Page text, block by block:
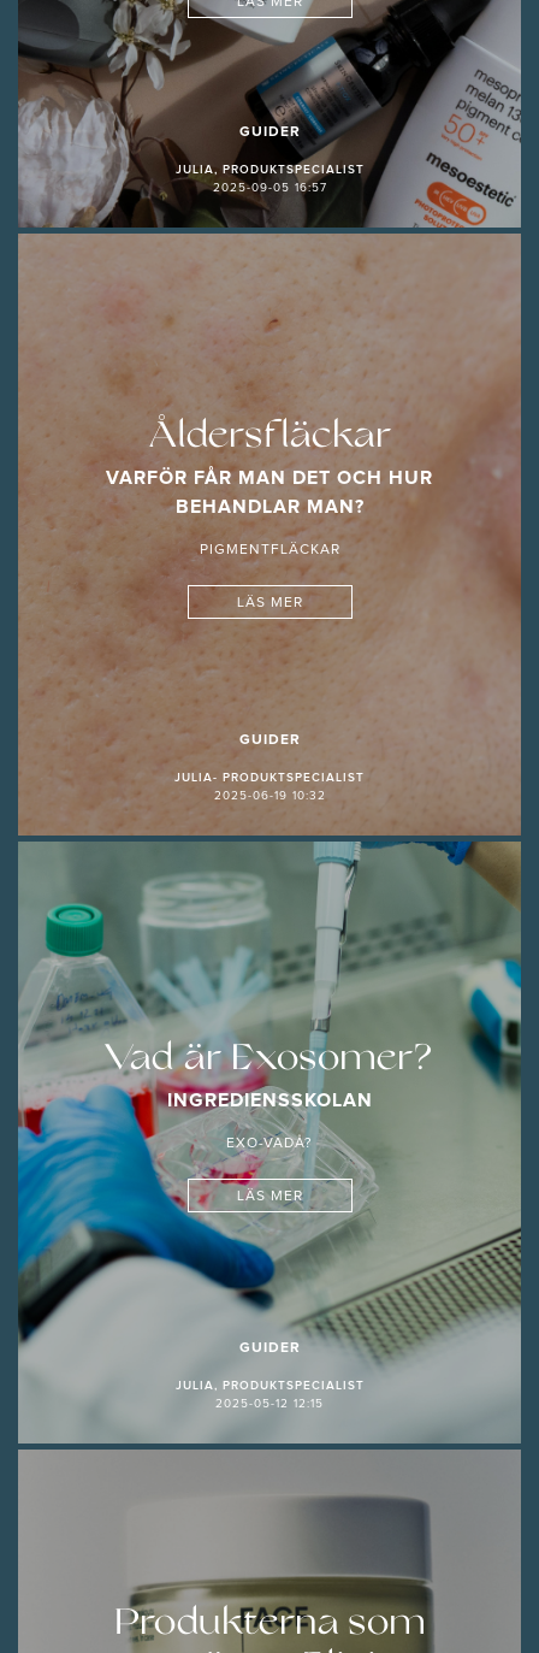
GUIDER
JULIA, PRODUKTSPECIALIST
2025-09-05 16:57
Åldersfläckar
VARFÖR FÅR MAN DET OCH HUR
BEHANDLAR MAN?
PIGMENTFLÄCKAR
LÄS MER
GUIDER
JULIA- PRODUKTSPECIALIST
2025-06-19 10:32
Vad är Exosomer?
INGREDIENSSKOLAN
EXO-VADÅ?
LÄS MER
GUIDER
JULIA, PRODUKTSPECIALIST
2025-05-12 12:15
Produkterna som